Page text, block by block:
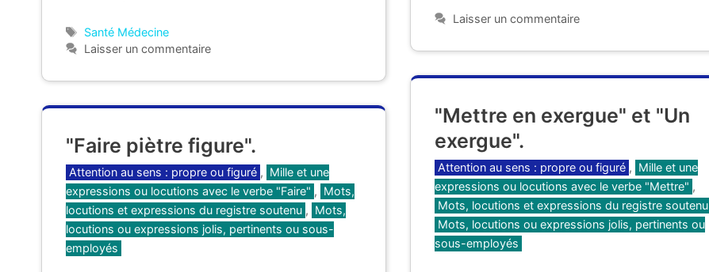
Laisser un commentaire
Étiquettes
Santé Médecine
Laisser un commentaire
"Mettre en exergue" et "Un
exergue".
Catégories
Attention au sens : propre ou figuré , Mille et une
expressions ou locutions avec le verbe "Mettre" ,
Mots, locutions et expressions du registre soutenu
Mots, locutions ou expressions jolis, pertinents ou
sous-employés
"Faire piètre figure".
Catégories
Attention au sens : propre ou figuré , Mille et une
expressions ou locutions avec le verbe "Faire" , Mots,
locutions et expressions du registre soutenu , Mots,
locutions ou expressions jolis, pertinents ou sous-
employés